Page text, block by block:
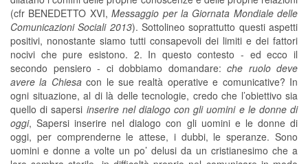
(cfr BENEDETTO XVI,Messaggio per la Giornata Mondiale delle
Comunicazioni Sociali 2013). Sottolineo soprattutto questi aspetti
positivi, nonostante siamo tutti consapevoli dei limiti e dei fattori
nocivi che pure esistono. 2. In questo contesto - ed ecco il
secondo pensiero - ci dobbiamo domandare: che ruolo deve
avere la Chiesacon le sue realtà operative e comunicative? In
ogni situazione, al di là delle tecnologie, credo che l’obiettivo sia
quello di sapersi inserire nel dialogo con gli uomini e le donne di
oggi, Sapersi inserire nel dialogo con gli uomini e le donne di
oggi, per comprenderne le attese, i dubbi, le speranze. Sono
uomini e donne a volte un po’ delusi da un cristianesimo che a